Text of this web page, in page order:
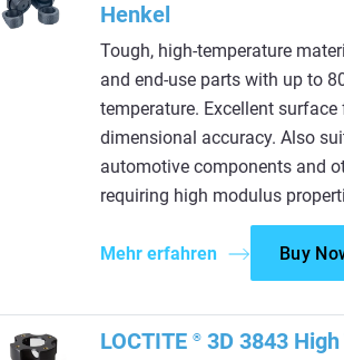
Henkel
Tough, high-temperature
and end-use parts with up to
temperature. Excellent
dimensional accuracy. Also
automotive components and
requiring high modulus
Mehr erfahren Buy
LOCTITE ® 3D 3843